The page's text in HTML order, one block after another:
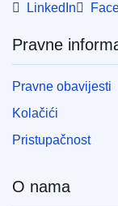
LinkedIn
Pravne
Pravne obavijesti
Kolačići
Pristupačnost
O nama